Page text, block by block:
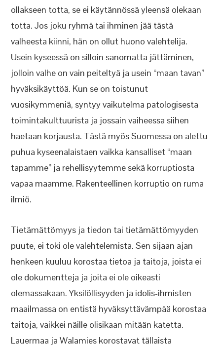
ollakseen totta, se ei käytännössä yleensä olekaan
totta. Jos joku ryhmä tai ihminen jää tästä
valheesta kiinni, hän on ollut huono valehtelija.
Usein kyseessä on silloin sanomatta jättäminen,
jolloin valhe on vain peiteltyä ja usein “maan tavan”
hyväksikäyttöä. Kun se on toistunut
vuosikymmeniä, syntyy vaikutelma patologisesta
toimintakulttuurista ja jossain vaiheessa siihen
haetaan korjausta. Tästä myös Suomessa on alettu
puhua kyseenalaistaen vaikka kansalliset “maan
tapamme” ja rehellisyytemme sekä korruptiosta
vapaa maamme. Rakenteellinen korruptio on ruma
ilmiö.
Tietämättömyys ja tiedon tai tietämättömyyden
puute, ei toki ole valehtelemista. Sen sijaan ajan
henkeen kuuluu korostaa tietoa ja taitoja, joista ei
ole dokumentteja ja joita ei ole oikeasti
olemassakaan. Yksilöllisyyden ja idolis-ihmisten
maailmassa on entistä hyväksyttävämpää korostaa
taitoja, vaikkei näille olisikaan mitään katetta.
Lauermaa ja Walamies korostavat tällaista